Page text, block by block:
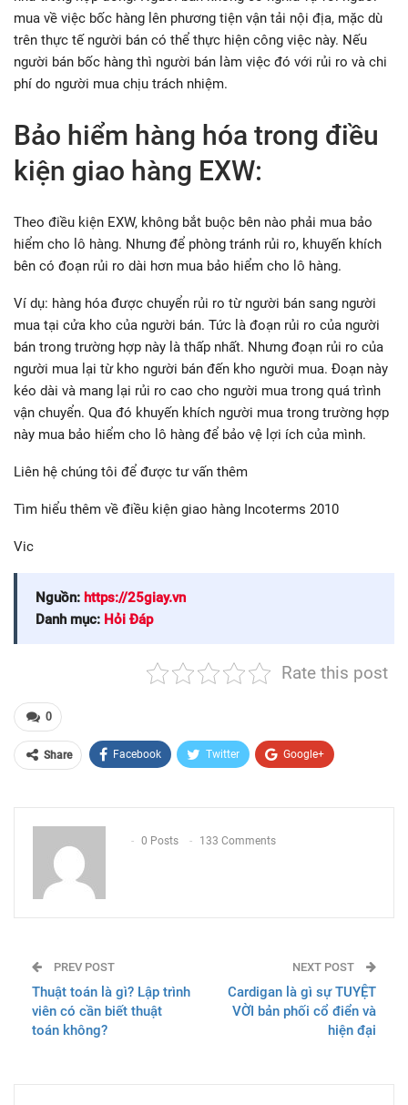
mua về việc bốc hàng lên phương tiện vận tải nội địa, mặc dù
trên thực tế người bán có thể thực hiện công việc này. Nếu
người bán bốc hàng thì người bán làm việc đó với rủi ro và chi
phí do người mua chịu trách nhiệm.
Bảo hiểm hàng hóa trong điều
kiện giao hàng EXW:
Theo điều kiện EXW, không bắt buộc bên nào phải mua bảo
hiểm cho lô hàng. Nhưng để phòng tránh rủi ro, khuyến khích
bên có đoạn rủi ro dài hơn mua bảo hiểm cho lô hàng.
Ví dụ: hàng hóa được chuyển rủi ro từ người bán sang người
mua tại cửa kho của người bán. Tức là đoạn rủi ro của người
bán trong trường hợp này là thấp nhất. Nhưng đoạn rủi ro của
người mua lại từ kho người bán đến kho người mua. Đoạn này
kéo dài và mang lại rủi ro cao cho người mua trong quá trình
vận chuyển. Qua đó khuyến khích người mua trong trường hợp
này mua bảo hiểm cho lô hàng để bảo vệ lợi ích của mình.
Liên hệ chúng tôi để được tư vấn thêm
Tìm hiểu thêm về điều kiện giao hàng Incoterms 2010
Vic
Nguồn: https://25giay.vn
Danh mục: Hỏi Đáp
Rate this post
0
Share Facebook Twitter Google+
Email
0 Posts
133 Comments
PREV POST
Thuật toán là gì? Lập trình
viên có cần biết thuật
toán không?
NEXT POST
Cardigan là gì sự TUYỆT
VỜI bản phối cổ điển và
hiện đại